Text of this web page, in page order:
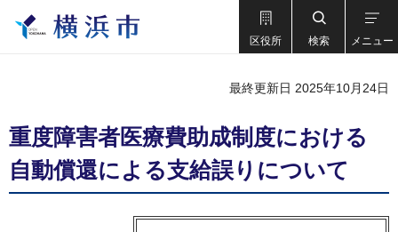
区役所 検索 メニュー
最終更新日 2025年10月24日
重度障害者医療費助成制度における
自動償還による支給誤りについて